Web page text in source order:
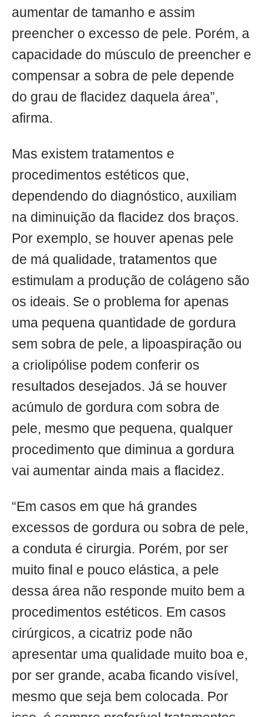
aumentar de tamanho e assim
preencher o excesso de pele. Porém, a
capacidade do músculo de preencher e
compensar a sobra de pele depende
do grau de flacidez daquela área”,
afirma.
Mas existem tratamentos e
procedimentos estéticos que,
dependendo do diagnóstico, auxiliam
na diminuição da flacidez dos braços.
Por exemplo, se houver apenas pele
de má qualidade, tratamentos que
estimulam a produção de colágeno são
os ideais. Se o problema for apenas
uma pequena quantidade de gordura
sem sobra de pele, a lipoaspiração ou
a criolipólise podem conferir os
resultados desejados. Já se houver
acúmulo de gordura com sobra de
pele, mesmo que pequena, qualquer
procedimento que diminua a gordura
vai aumentar ainda mais a flacidez.
“Em casos em que há grandes
excessos de gordura ou sobra de pele,
a conduta é cirurgia. Porém, por ser
muito final e pouco elástica, a pele
dessa área não responde muito bem a
procedimentos estéticos. Em casos
cirúrgicos, a cicatriz pode não
apresentar uma qualidade muito boa e,
por ser grande, acaba ficando visível,
mesmo que seja bem colocada. Por